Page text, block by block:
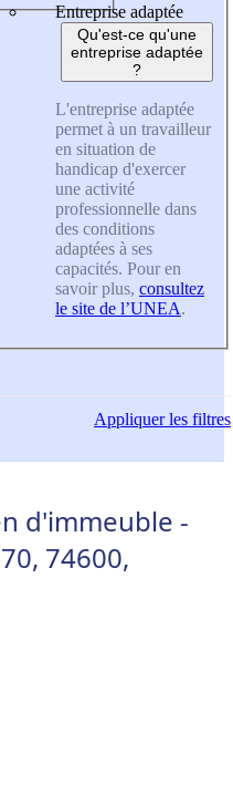
Entreprise adaptée
Qu'est-ce qu'une
entreprise adaptée
?
L'entreprise adaptée
permet à un travailleur
en situation de
handicap d'exercer
une activité
professionnelle dans
des conditions
adaptées à ses
capacités. Pour en
savoir plus, consultez
le site de l’UNEA.
Appliquerles filtres
d'immeuble -
74600,